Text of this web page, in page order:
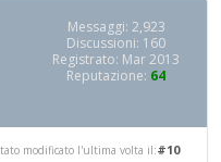
Messaggi: 2,923
Discussioni: 160
Registrato: Mar 2013
Reputazione: 64
#10
modificato l'ultima volta il: